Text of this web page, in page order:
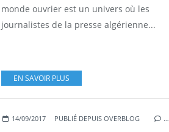
monde ouvrier est un univers où les
journalistes de la presse algérienne...
EN SAVOIR PLUS
14/09/2017 PUBLIÉ DEPUIS OVERBLOG …